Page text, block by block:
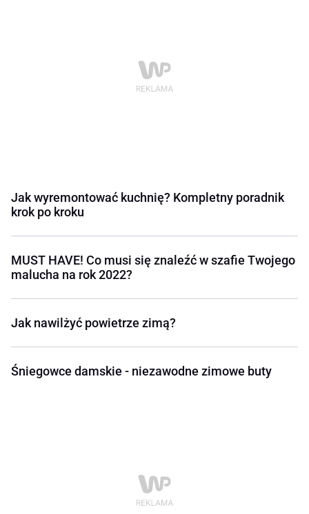
Jak wyremontować kuchnię? Kompletny poradnik
krok po kroku
MUST HAVE! Co musi się znaleźć w szafie Twojego
malucha na rok 2022?
Jak nawilżyć powietrze zimą?
Śniegowce damskie - niezawodne zimowe buty